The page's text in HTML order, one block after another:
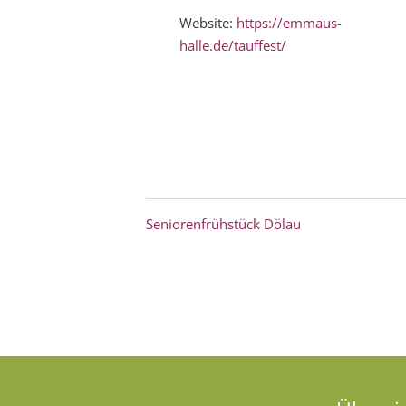
Website: https://emmaus-
halle.de/tauffest/
Seniorenfrühstück Dölau